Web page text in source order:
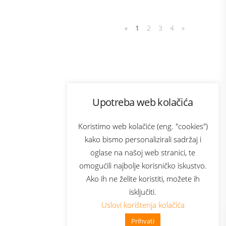
Upotreba web kolačića
Koristimo web kolačiće (eng. "cookies")
kako bismo personalizirali sadržaj i
oglase na našoj web stranici, te
omogućili najbolje korisničko iskustvo.
Ako ih ne želite koristiti, možete ih
isključiti.
Uslovi korištenja kolačića
Prihvati
👋 Zdravo, kako mogu pomoći?
« 1 2 3 4 »
Bonus plus
Prijava za newsletter